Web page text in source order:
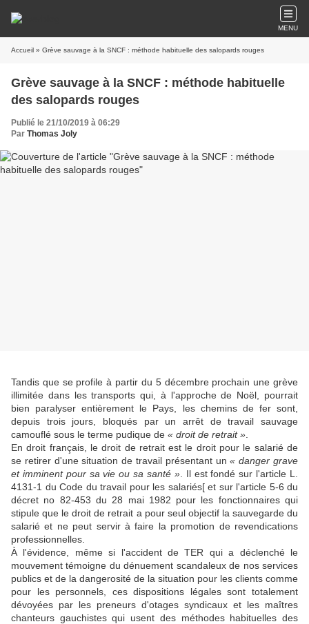
MENU
Accueil » Grève sauvage à la SNCF : méthode habituelle des salopards rouges
Grève sauvage à la SNCF : méthode habituelle
des salopards rouges
Publié le 21/10/2019 à 06:29
Par Thomas Joly
Tandis que se profile à partir du 5 décembre prochain une grève
illimitée dans les transports qui, à l'approche de Noël, pourrait
bien paralyser entièrement le Pays, les chemins de fer sont,
depuis trois jours, bloqués par un arrêt de travail sauvage
camouflé sous le terme pudique de « droit de retrait »
En droit français, le droit de retrait est le droit pour le salarié de
se retirer d'une situation de travail présentant un« danger grave
et imminent pour sa vie ou sa santé ». Il est fondé sur l'article L.
4131-1 du Code du travail pour les salariés[ et sur l'article 5-6 du
décret no 82-453 du 28 mai 1982 pour les fonctionnaires qui
stipule que le droit de retrait a pour seul objectif la sauvegarde du
salarié et ne peut servir à faire la promotion de revendications
professionnelles.
À l'évidence, même si l'accident de TER qui a déclenché le
mouvement témoigne du dénuement scandaleux de nos services
publics et de la dangerosité de la situation pour les clients comme
pour les personnels, ces dispositions légales sont totalement
dévoyées par les preneurs d'otages syndicaux et les maîtres
chanteurs gauchistes qui usent des méthodes habituelles des